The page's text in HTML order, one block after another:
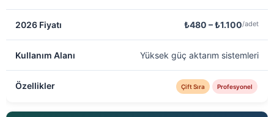
₺480 – ₺1.100/adet
Yüksek güç aktarım sistemleri
Çift Sıra Profesyonel